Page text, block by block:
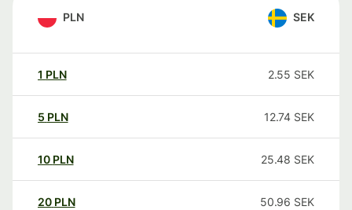
PLN SEK
1 PLN 2.55 SEK
5 PLN 12.74 SEK
10 PLN 25.48 SEK
20 PLN 50.96 SEK